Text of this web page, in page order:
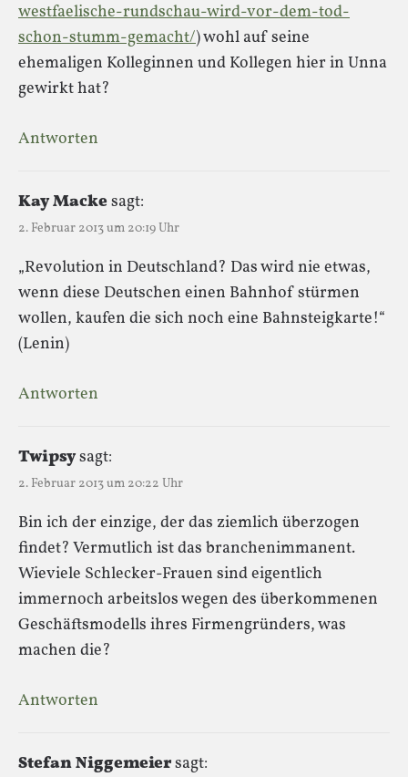
westfaelische-rundschau-wird-vor-dem-tod-
schon-stumm-gemacht/) wohl auf seine
ehemaligen Kolleginnen und Kollegen hier in Unna
gewirkt hat?
Antworten
Kay Mackesagt:
2. Februar 2013 um 20:19 Uhr
„Revolution in Deutschland? Das wird nie etwas,
wenn diese Deutschen einen Bahnhof stürmen
wollen, kaufen die sich noch eine Bahnsteigkarte!“
(Lenin)
Antworten
Twipsysagt:
2. Februar 2013 um 20:22 Uhr
Bin ich der einzige, der das ziemlich überzogen
findet? Vermutlich ist das branchenimmanent.
Wieviele Schlecker-Frauen sind eigentlich
immernoch arbeitslos wegen des überkommenen
Geschäftsmodells ihres Firmengründers, was
machen die?
Antworten
Stefan Niggemeiersagt: